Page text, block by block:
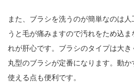
また、ブラシを洗うのが簡単なのは
うと毛が痛みますので汚れをため込ま
れが肝心です。ブラシのタイプは大
丸型のブラシが定番になります。動
使える点も便利です。